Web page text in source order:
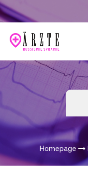
Homepage